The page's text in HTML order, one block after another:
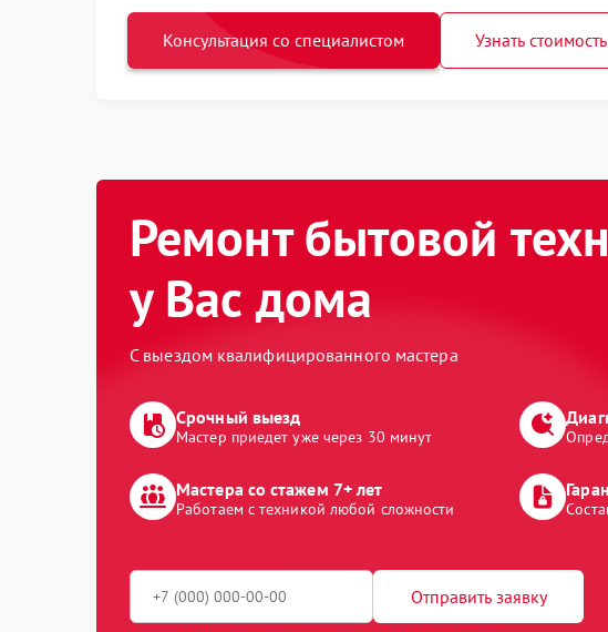
Консультация со специалистом Узнать
Ремонт бытовой
у Вас дома
С выездом квалифицированного мастера
Срочный выезд
Мастер приедет уже через 30 минут
Мастера со стажем 7+ лет
Работаем с техникой любой сложности
Отправить заявку